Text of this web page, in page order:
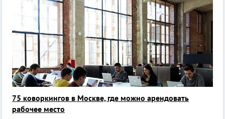
75 коворкингов в Москве, где можно арендовать
рабочее место